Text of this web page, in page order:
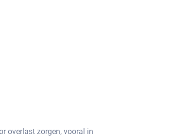
overlast zorgen, vooral in